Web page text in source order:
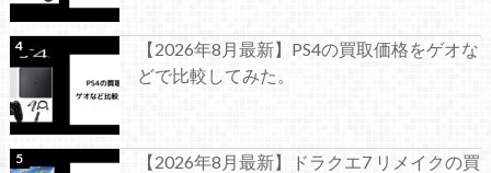
【2026年8月最新】PS4の買取価格をゲオな
どで比較してみた。
【2026年8月最新】ドラクエ7 リメイクの買